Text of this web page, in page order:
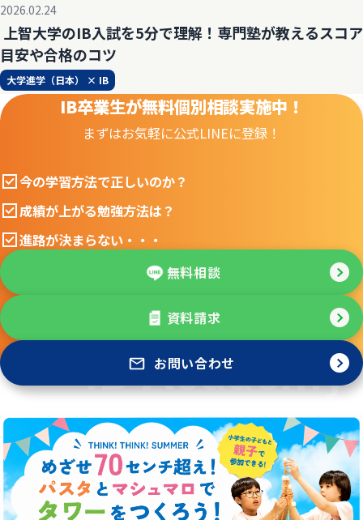
2026.02.24
上智大学のIB入試を5分で理解！専門塾が教えるスコア
目安や合格のコツ
大学進学（日本） × IB
IB卒業生が無料個別相談実施中！
まずはお気軽に公式LINEに登録！
今の学習方法で正しいのか？
成績が上がる勉強方法は？
進路が決まらない・・・
無料相談
資料請求
お問い合わせ